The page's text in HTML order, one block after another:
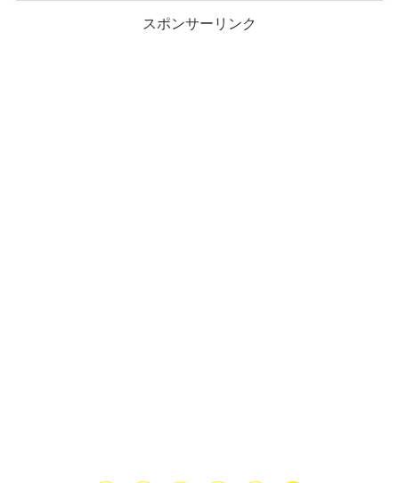
スポンサーリンク